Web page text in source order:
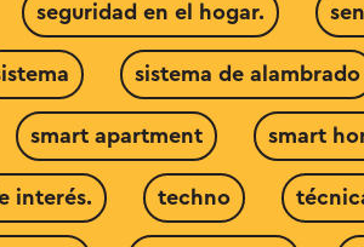
seguridad en el hogar.
sistema de alambrado
smart apartment smart
interés. techno